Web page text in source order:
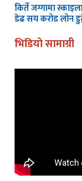
किर्ते जग्गामा
डेढ सय करोड लोन
भिडियाे सामाग्री